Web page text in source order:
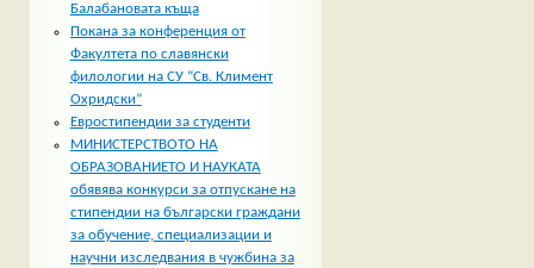
Балабановата къща
Покана за конференция от
Факултета по славянски
филологии на СУ “Св. Климент
Охридски”
Евростипендии за студенти
МИНИСТЕРСТВОТО НА
ОБРАЗОВАНИЕТО И НАУКАТА
обявява конкурси за отпускане на
стипендии на български граждани
за обучение, специализации и
научни изследвания в чужбина за